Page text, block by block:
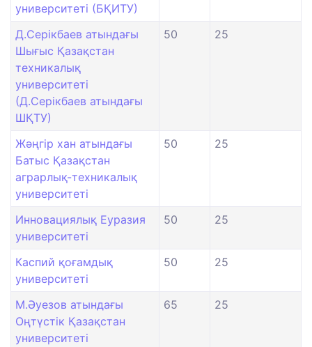
университеті (БҚИТУ)
Д.Серікбаев атындағы
Шығыс Қазақстан
техникалық
университеті
(Д.Серікбаев атындағы
ШҚТУ)
50 25
Жәңгір хан атындағы
Батыс Қазақстан
аграрлық-техникалық
университеті
50 25
Инновациялық Еуразия
университеті
50 25
Каспий қоғамдық
университеті
50 25
М.Әуезов атындағы
Оңтүстік Қазақстан
университеті
65 25